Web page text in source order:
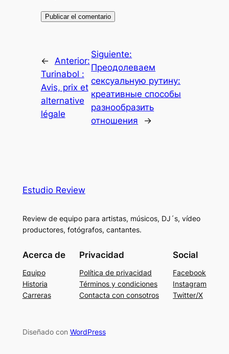
←
Anterior:
Turinabol :
Avis, prix et
alternative
légale
Siguiente:
Преодолеваем
сексуальную рутину:
креативные способы
разнообразить
отношения
→
Estudio Review
Review de equipo para artistas, músicos, DJ´s, vídeo
productores, fotógrafos, cantantes.
Acerca de
Equipo
Historia
Carreras
Privacidad
Política de privacidad
Términos y condiciones
Contacta con consotros
Social
Facebook
Instagram
Twitter/X
Diseñado con WordPress